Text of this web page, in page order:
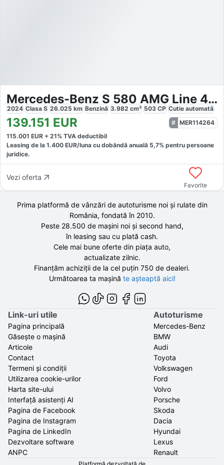
Mercedes-Benz S 580 AMG Line 4Matic
2024 Clasa S 26.025 km Benzină 3.982 cm³ 503 CP Cutie automată
139.151 EUR
MER114264
115.001 EUR + 21% TVA deductibil
Leasing de la 1.400 EUR/luna cu dobăndă anuală 5,7% pentru persoane
juridice.
Vezi oferta
Favorite
Prima platformă de vânzări de autoturisme noi și rulate din
România, fondată în 2010.
Peste 28.500 demașini noi și second hand,
în leasing sau cu plată cash.
Cele mai bune oferte din piața auto,
actualizate zilnic.
Finanțăm achiziții de la cel puțin 750 de dealeri.
Următoarea ta mașină te așteaptă aici!
Link-uri utile
Pagina principală
Găsește o mașină
Articole
Contact
Termeni și condiții
Utilizarea cookie-urilor
Harta site-ului
Interfață asistenți AI
Pagina de Facebook
Pagina de Instagram
Pagina de LinkedIn
Dezvoltare software
ANPC
Autoturisme
Mercedes-Benz
BMW
Audi
Toyota
Volkswagen
Ford
Volvo
Porsche
Skoda
Dacia
Hyundai
Lexus
Renault